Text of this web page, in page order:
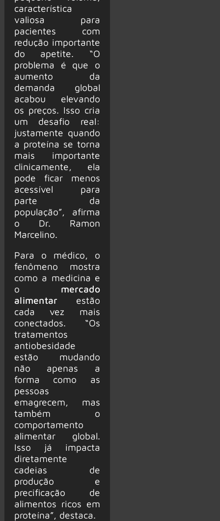
característica
valiosa para
pacientes com
redução importante
do apetite. “O
problema é que o
aumento da
demanda global
acabou elevando
os preços. Isso cria
um desafio real:
justamente quando
a proteína se torna
mais importante
clinicamente, ela
pode ficar menos
acessível para
parte da
população”, afirma
o Dr. Ramon
Marcelino.
Para o médico, o
fenômeno mostra
como a medicina e
o mercado
alimentar estão
cada vez mais
conectados. “Os
tratamentos
antiobesidade
estão mudando
não apenas a
forma como as
pessoas
emagrecem, mas
também o
comportamento
alimentar global.
Isso já impacta
diretamente
cadeias de
produção e
precificação de
alimentos ricos em
proteína”, destaca.